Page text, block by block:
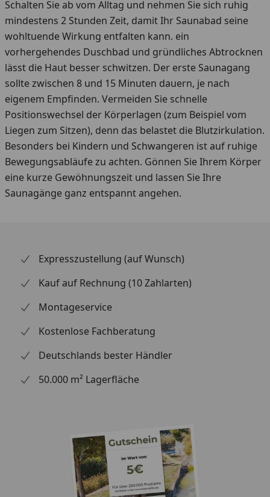
Schalten Sie ab vom Alltag und nehmen Sie sich ruhig
mindestens 2 Stunden Zeit, damit Ihr Saunabad seine
wohltuende Wirkung entfalten kann. ein
vorhergehendes Duschbad und gründliches Abtrocknen
lässt die Haut besser schwitzen. Der erste Saunagang
sollte zwischen 8 und 15 Minuten dauern, je nach
eigenem Empfinden. Vermeiden Sie schnelle
Positionswechsel der Körperlagen (zum Beispiel vom
Liegen zum Sitzen), denn das belastet die Blutzirkulation.
Besonders bei Kindern und Schwangeren ist auf ruhige
Bewegungsabläufe zu achten. Gönnen Sie Ihrem Körper
eine kurze Gewöhnungszeit und lassen Sie Ihre
Saunagänge ganz entspannt angehen.
Expresszustellung (auf Wunsch)
Kauf auf Rechnung (10 Zahlarten)
Montageservice
Kostenlose Fachberatung
Deutschlands bester Händler
50.000 m² Lagerfläche